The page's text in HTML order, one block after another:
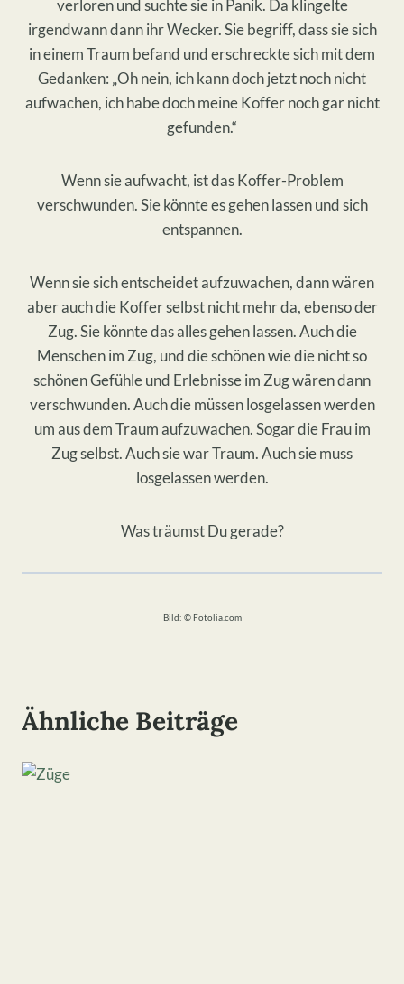
verloren und suchte sie in Panik. Da klingelte
irgendwann dann ihr Wecker. Sie begriff, dass sie sich
in einem Traum befand und erschreckte sich mit dem
Gedanken: „Oh nein, ich kann doch jetzt noch nicht
aufwachen, ich habe doch meine Koffer noch gar nicht
gefunden.“
Wenn sie aufwacht, ist das Koffer-Problem
verschwunden. Sie könnte es gehen lassen und sich
entspannen.
Wenn sie sich entscheidet aufzuwachen, dann wären
aber auch die Koffer selbst nicht mehr da, ebenso der
Zug. Sie könnte das alles gehen lassen. Auch die
Menschen im Zug, und die schönen wie die nicht so
schönen Gefühle und Erlebnisse im Zug wären dann
verschwunden. Auch die müssen losgelassen werden
um aus dem Traum aufzuwachen. Sogar die Frau im
Zug selbst. Auch sie war Traum. Auch sie muss
losgelassen werden.
Was träumst Du gerade?
Bild: © Fotolia.com
Ähnliche Beiträge